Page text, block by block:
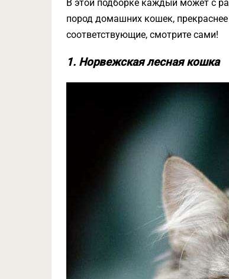
В этой подборке каждый может с
пород домашних кошек,
соответствующие, смотрите сами!
1. Норвежская лесная кошка